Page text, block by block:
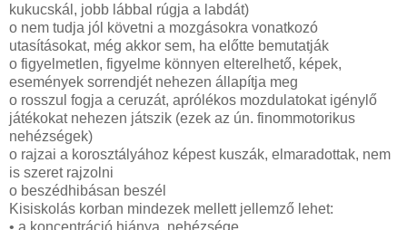
kukucskál, jobb lábbal rúgja a labdát)
o nem tudja jól követni a mozgásokra vonatkozó
utasításokat, még akkor sem, ha előtte bemutatják
o figyelmetlen, figyelme könnyen elterelhető, képek,
események sorrendjét nehezen állapítja meg
o rosszul fogja a ceruzát, aprólékos mozdulatokat igénylő
játékokat nehezen játszik (ezek az ún. finommotorikus
nehézségek)
o rajzai a korosztályához képest kuszák, elmaradottak, nem
is szeret rajzolni
o beszédhibásan beszél
Kisiskolás korban mindezek mellett jellemző lehet:
• a koncentráció hiánya, nehézsége